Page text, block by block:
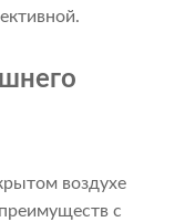
воздухе
с